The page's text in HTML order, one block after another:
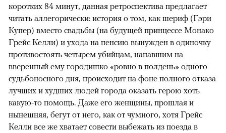
коротких 84 минут, данная ретроспектива предлагает
читать аллегорически: история о том, как шериф (Гэри
Купер) вместо свадьбы (на будущей принцессе Монако
Грейс Келли) и ухода на пенсию вынужден в одиночку
противостоять четырем убийцам, напавшим на
вверенный ему городишко «ровно в полдень» одного
судьбоносного дня, происходит на фоне полного отказа
лучших и худших людей города оказать герою хоть
какую-то помощь. Даже его женщины, прошлая и
нынешняя, бегут от него, как от чумного, хотя Грейс
Келли все же хватает совести выбежать из поезда в